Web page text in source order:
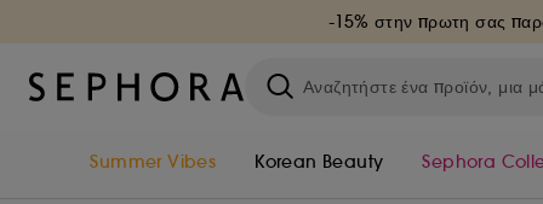
-15% στην πρωτη σας
Summer Vibes Korean Beauty Sephora